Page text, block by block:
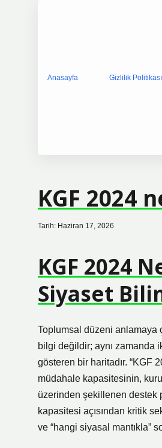
Anasayfa Gizlilik Politikası
KGF 2024
Tarih: Haziran 17, 2026
KGF 2024
Siyaset
Toplumsal düzeni anlamaya
bilgi değildir; aynı zamanda
gösteren bir haritadır. “KGF
müdahale kapasitesinin,
üzerinden şekillenen destek
kapasitesi açısından kritik
ve “hangi siyasal mantıkla”